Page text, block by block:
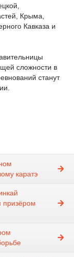
Крыма,
Кавказа и
сложности в
станут
каратэ
призёром